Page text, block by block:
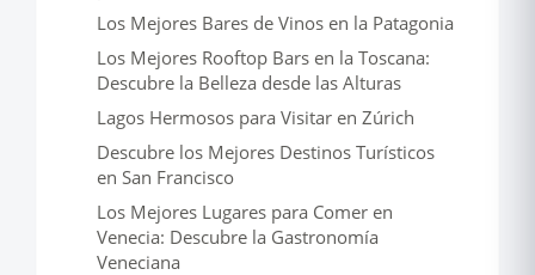
Los Mejores Bares de Vinos en la Patagonia
Los Mejores Rooftop Bars en la Toscana:
Descubre la Belleza desde las Alturas
Lagos Hermosos para Visitar en Zúrich
Descubre los Mejores Destinos Turísticos
en San Francisco
Los Mejores Lugares para Comer en
Venecia: Descubre la Gastronomía
Veneciana